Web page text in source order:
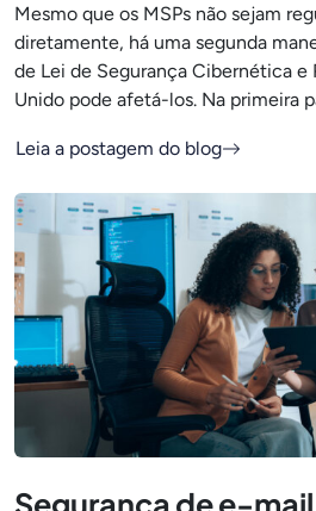
Mesmo que os MSPs não sejam
diretamente, há uma segunda
de Lei de Segurança Cibernética e
Unido pode afetá-los. Na primeira
Leia a postagem do blog